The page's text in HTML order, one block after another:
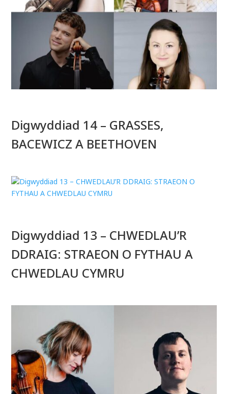
Digwyddiad 14 – GRASSES,
BACEWICZ A BEETHOVEN
Digwyddiad 13 – CHWEDLAU’R
DDRAIG: STRAEON O FYTHAU A
CHWEDLAU CYMRU